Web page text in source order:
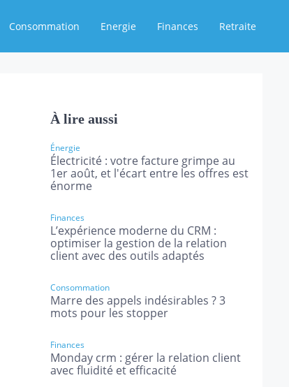
Consommation Energie Finances Retraite
À lire aussi
Énergie
Électricité : votre facture grimpe au
1er août, et l'écart entre les offres est
énorme
Finances
L’expérience moderne du CRM :
optimiser la gestion de la relation
client avec des outils adaptés
Consommation
Marre des appels indésirables ? 3
mots pour les stopper
Finances
Monday crm : gérer la relation client
avec fluidité et efficacité